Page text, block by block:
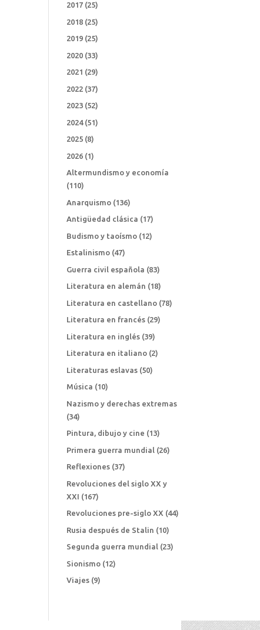
2017 (25)
2018 (25)
2019 (25)
2020 (33)
2021 (29)
2022 (37)
2023 (52)
2024(51)
2025 (8)
2026 (1)
Altermundismo y economía
(110)
Anarquismo (136)
Antigüedad clásica (17)
Budismo y taoísmo (12)
Estalinismo (47)
Guerra civil española (83)
Literatura en alemán (18)
Literatura en castellano (78)
Literatura en francés (29)
Literatura en inglés (39)
Literatura en italiano (2)
Literaturas eslavas (50)
Música (10)
Nazismo y derechas extremas
(34)
Pintura, dibujo y cine (13)
Primera guerra mundial (26)
Reflexiones (37)
Revoluciones del siglo XX y
XXI (167)
Revoluciones pre-siglo XX (44)
Rusia después de Stalin (10)
Segunda guerra mundial (23)
Sionismo (12)
Viajes (9)